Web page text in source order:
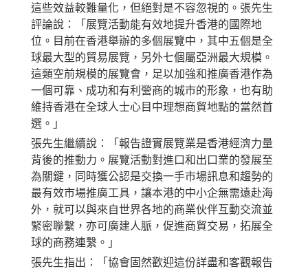
這些效益較難量化，但絕對是不容忽視的。張先生
評論說：「展覽活動能有效地提升香港的國際地
位。目前在香港舉辦的多個展覽中，其中五個是全
球最大型的貿易展覽，另外七個屬亞洲最大規模。
這類空前規模的展覽會，足以加強和推廣香港作為
一個可靠、成功和有利營商的城市的形象，也有助
維持香港在全球人士心目中理想商貿地點的當然首
選。」
張先生繼續說：「報告證實展覽業是香港經濟力量
背後的推動力。展覽活動對進口和出口業的發展至
為關鍵，同時獲公認是交換一手市場訊息和趨勢的
最有效市場推廣工具，讓本港的中小企無需遠赴海
外，就可以與來自世界各地的商業伙伴互動交流並
緊密聯繫，亦可廣建人脈，促進商貿交易，拓展全
球的商務連繫。」
張先生指出：「協會固然歡迎這份詳盡和客觀報告